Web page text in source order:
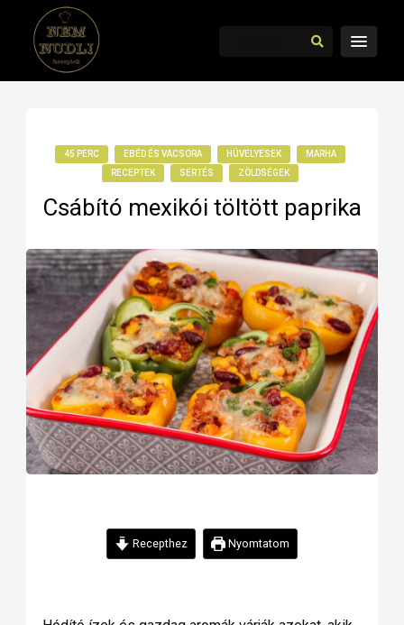
45 PERC EBÉD ÉS VACSORA HÜVELYESEK
MARHA
RECEPTEK
SERTÉS ZÖLDSÉGEK
Csábító mexikói töltött paprika
Recepthez Nyomtatom